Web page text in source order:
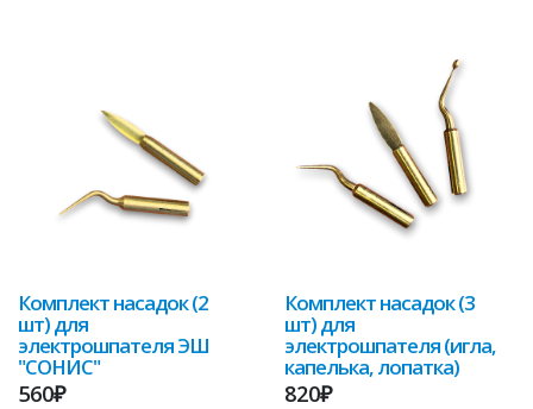
Комплект насадок (2
шт) для
электрошпателя ЭШ
"СОНИС"
560₽
Комплект насадок (3
шт) для
электрошпателя (игла,
капелька, лопатка)
820₽